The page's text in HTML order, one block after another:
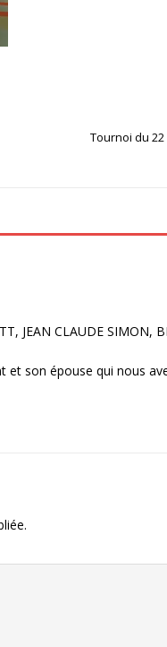
Tournoi du
JEAN CLAUDE SIMON,
et son épouse qui nous